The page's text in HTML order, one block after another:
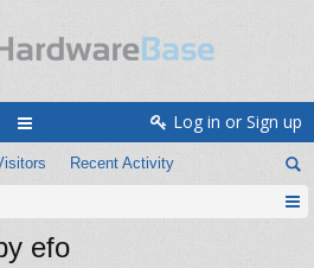
Recent Activity
Log in or Sign up
efo